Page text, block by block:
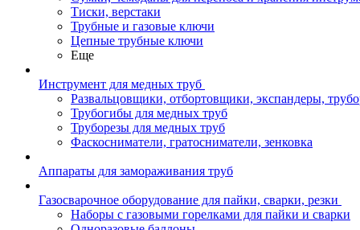
Тиски, верстаки
Трубные и газовые ключи
Цепные трубные ключи
Еще
Инструмент для медных труб
Развальцовщики, отбортовщики, экспандеры,
Трубогибы для медных труб
Труборезы для медных труб
Фаскосниматели, гратосниматели, зенковка
Аппараты для замораживания труб
Газосварочное оборудование для пайки, сварки, резки
Наборы с газовыми горелками для пайки и сварки